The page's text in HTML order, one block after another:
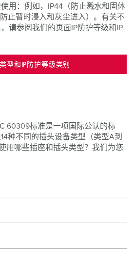
用：例如，IP44（防止溅水和固体
止暂时浸入和灰尘进入）。有关不
请参阅我们的页面IP防护等级和IP
类型和IP防护等级类别
60309标准是一项国际公认的标
种不同的插头设备类型（类型A到
用哪些插座和插头类型？我们为您